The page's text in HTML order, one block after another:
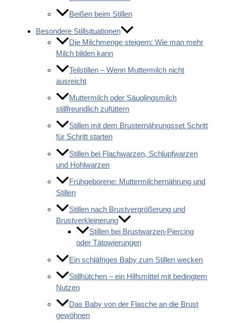
Beißen beim Stillen
Besondere Stillsituationen
Die Milchmenge steigern: Wie man mehr
Milch bilden kann
Teilstillen – Wenn Muttermilch nicht
ausreicht
Muttermilch oder Säuglingsmilch
stillfreundlich zufüttern
Stillen mit dem Brusternährungsset Schritt
für Schritt starten
Stillen bei Flachwarzen, Schlupfwarzen
und Hohlwarzen
Frühgeborene: Muttermilchernährung und
Stillen
Stillen nach Brustvergrößerung und
Brustverkleinerung
Stillen bei Brustwarzen-Piercing
oder Tätowierungen
Ein schläfriges Baby zum Stillen wecken
Stillhütchen – ein Hilfsmittel mit bedingtem
Nutzen
Das Baby von der Flasche an die Brust
gewöhnen